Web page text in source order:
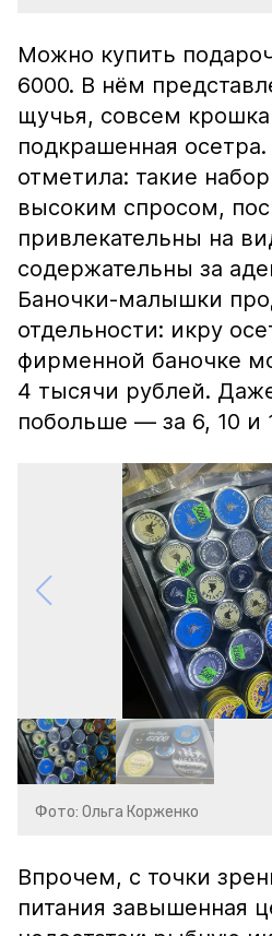
Можно купить
6000. В нём
щучья, совсем
подкрашенная
отметила: такие
высоким спросом,
привлекательны на
содержательны за
Баночки-малышки
отдельности: икру
фирменной баночке
4 тысячи рублей.
побольше — за 6, 10 и
Фото: Ольга Корженко
Впрочем, с точки
питания завышенная